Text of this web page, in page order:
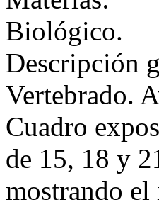
Biológico.
Descripción
Vertebrado.
Cuadro
de 15, 18 y
mostrando